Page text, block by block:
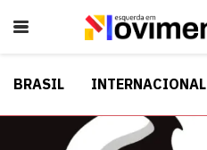
BRASIL INTERNACIONAL